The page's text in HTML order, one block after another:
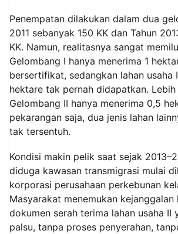
Penempatan dilakukan dalam dua
2011 sebanyak 150 KK dan Tahun
KK. Namun, realitasnya sangat
Gelombang I hanya menerima 1
bersertifikat, sedangkan lahan usaha
hektare tak pernah didapatkan. Lebih
Gelombang II hanya menerima 0,5
pekarangan saja, dua jenis lahan
tak tersentuh.
Kondisi makin pelik saat sejak
diduga kawasan transmigrasi mulai
korporasi perusahaan perkebunan
Masyarakat menemukan kejanggalan
dokumen serah terima lahan usaha II
palsu, tanpa proses penyerahan,